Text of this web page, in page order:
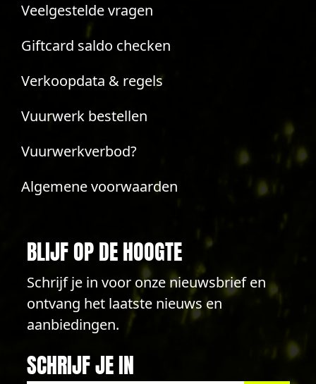
Veelgestelde vragen
Giftcard saldo checken
Verkoopdata & regels
Vuurwerk bestellen
Vuurwerkverbod?
Algemene voorwaarden
BLIJF OP DE HOOGTE
Schrijf je in voor onze nieuwsbrief en
ontvang het laatste nieuws en
aanbiedingen.
SCHRIJF JE IN